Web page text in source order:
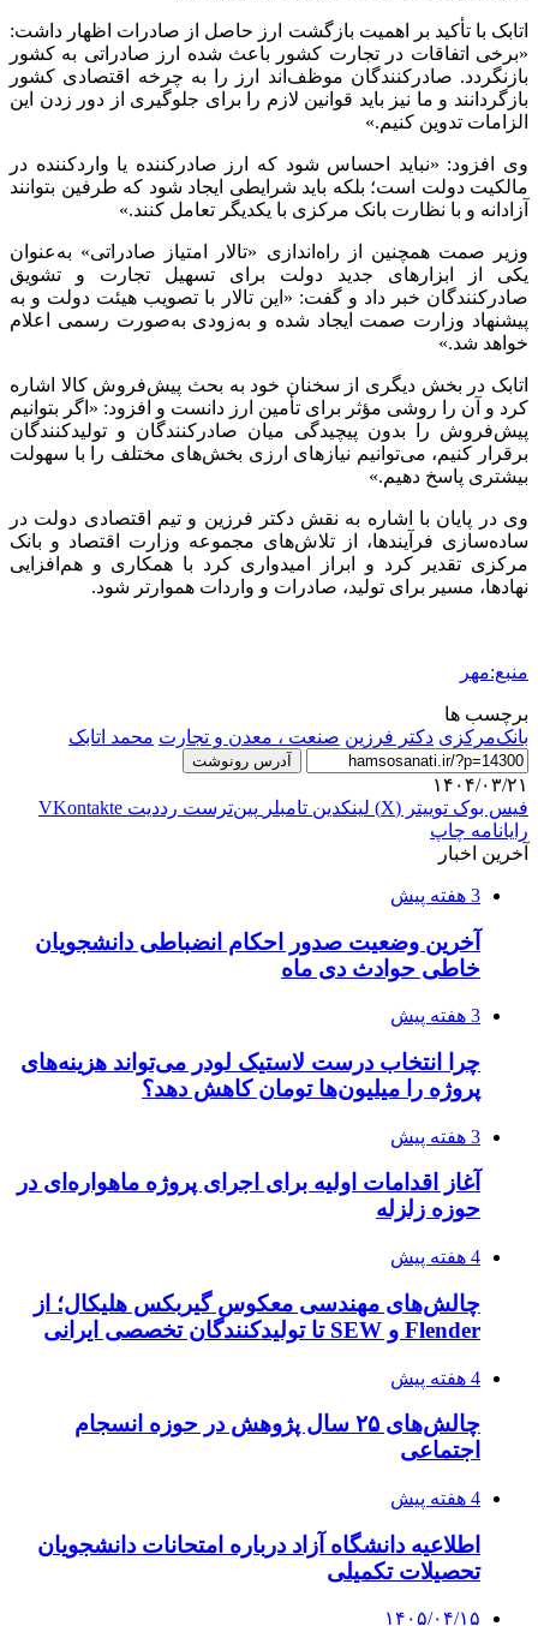
اتابک با تأکید بر اهمیت بازگشت ارز حاصل از صادرات اظهار داشت:
«برخی اتفاقات در تجارت کشور باعث شده ارز صادراتی به کشور
بازنگردد. صادرکنندگان موظف‌اند ارز را به چرخه اقتصادی کشور
بازگردانند و ما نیز باید قوانین لازم را برای جلوگیری از دور زدن این
الزامات تدوین کنیم.»
وی افزود: «نباید احساس شود که ارز صادرکننده یا واردکننده در
مالکیت دولت است؛ بلکه باید شرایطی ایجاد شود که طرفین بتوانند
آزادانه و با نظارت بانک مرکزی با یکدیگر تعامل کنند.»
وزیر صمت همچنین از راه‌اندازی «تالار امتیاز صادراتی» به‌عنوان
یکی از ابزارهای جدید دولت برای تسهیل تجارت و تشویق
صادرکنندگان خبر داد و گفت: «این تالار با تصویب هیئت دولت و به
پیشنهاد وزارت صمت ایجاد شده و به‌زودی به‌صورت رسمی اعلام
خواهد شد.»
اتابک در بخش دیگری از سخنان خود به بحث پیش‌فروش کالا اشاره
کرد و آن را روشی مؤثر برای تأمین ارز دانست و افزود: «اگر بتوانیم
پیش‌فروش را بدون پیچیدگی میان صادرکنندگان و تولیدکنندگان
برقرار کنیم، می‌توانیم نیازهای ارزی بخش‌های مختلف را با سهولت
بیشتری پاسخ دهیم.»
وی در پایان با اشاره به نقش دکتر فرزین و تیم اقتصادی دولت در
ساده‌سازی فرآیندها، از تلاش‌های مجموعه وزارت اقتصاد و بانک
مرکزی تقدیر کرد و ابراز امیدواری کرد با همکاری و هم‌افزایی
نهادها، مسیر برای تولید، صادرات و واردات هموارتر شود.
منبع:مهر
برچسب ها
بانک‌مرکزی دکتر فرزین صنعت ، معدن و تجارت محمد اتابک
آدرس رونوشت
۱۴۰۴/۰۳/۲۱
فیس بوک توییتر (X) لینکدین ‫تامبلر ‫پین‌ترست ‫رددیت ‫VKontakte
رایانامه چاپ
آخرین اخبار
3 هفته پیش
آخرین وضعیت صدور احکام انضباطی دانشجویان
خاطی حوادث دی ماه
3 هفته پیش
چرا انتخاب درست لاستیک لودر می‌تواند هزینه‌های
پروژه را میلیون‌ها تومان کاهش دهد؟
3 هفته پیش
آغاز اقدامات اولیه برای اجرای پروژه ماهواره‌ای در
حوزه زلزله
4 هفته پیش
چالش‌های مهندسی معکوس گیربکس هلیکال؛ از
Flender و SEW تا تولیدکنندگان تخصصی ایرانی
4 هفته پیش
چالش‌های ۲۵ سال پژوهش در حوزه انسجام
اجتماعی
4 هفته پیش
اطلاعیه دانشگاه آزاد درباره امتحانات دانشجویان
تحصیلات تکمیلی
۱۴۰۵/۰۴/۱۵